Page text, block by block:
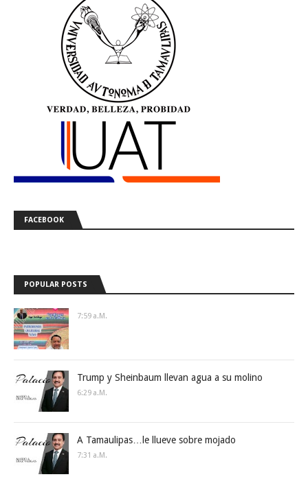
FACEBOOK
POPULAR POSTS
7:59 A.m.
Trump y Sheinbaum llevan agua a su molino
6:29 A.m.
A Tamaulipas…le llueve sobre mojado
7:31 A.m.